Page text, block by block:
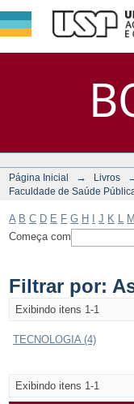
Página Inicial → Livros
Faculdade de Saúde
A B C D E F G H J K M
Começa com
Filtrar por:
Exibindo itens 1-1
TECNOLOGIA (4)
Exibindo itens 1-1